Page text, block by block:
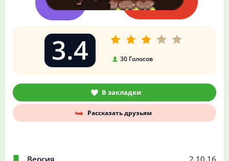
3.4 30 Голосов
В закладки
Рассказать друзьям